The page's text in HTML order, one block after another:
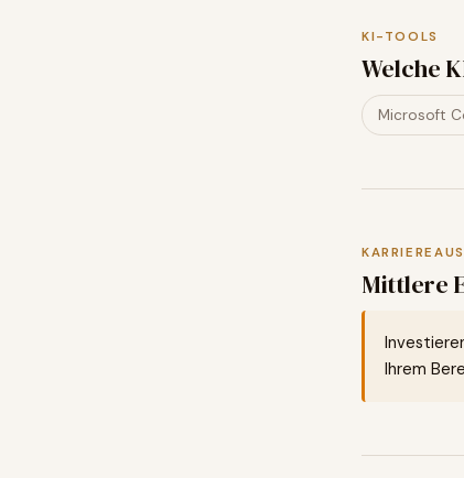
KI-TOOLS
Welche
Microsoft
Mittlere
Ihrem